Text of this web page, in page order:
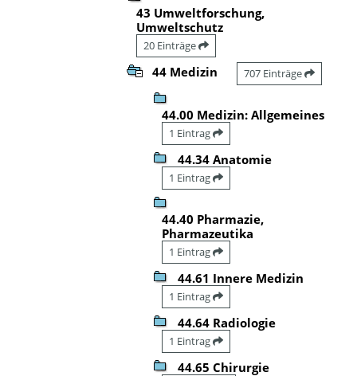
43 Umweltforschung,
Umweltschutz
20 Einträge
44 Medizin 707 Einträge
44.00 Medizin: Allgemeines
1 Eintrag
44.34 Anatomie
1 Eintrag
44.40 Pharmazie,
Pharmazeutika
1 Eintrag
44.61 Innere Medizin
1 Eintrag
44.64 Radiologie
1 Eintrag
44.65 Chirurgie